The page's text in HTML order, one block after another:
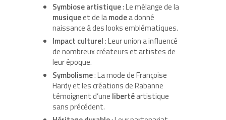
Symbiose artistique: Le mélange de la
musiqueet de lamodea donné
naissance à des looks emblématiques.
Impact culturel: Leur union a influencé
de nombreux créateurs et artistes de
leur époque.
Symbolisme: La mode de Françoise
Hardy et les créations de Rabanne
témoignent d’une libertéartistique
sans précédent.